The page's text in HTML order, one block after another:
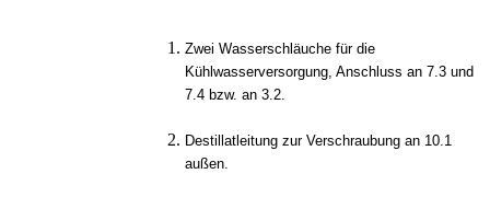
Zwei Wasserschläuche für die
Kühlwasserversorgung, Anschluss an 7.3 und
7.4 bzw. an 3.2.
Destillatleitung zur Verschraubung an 10.1
außen.